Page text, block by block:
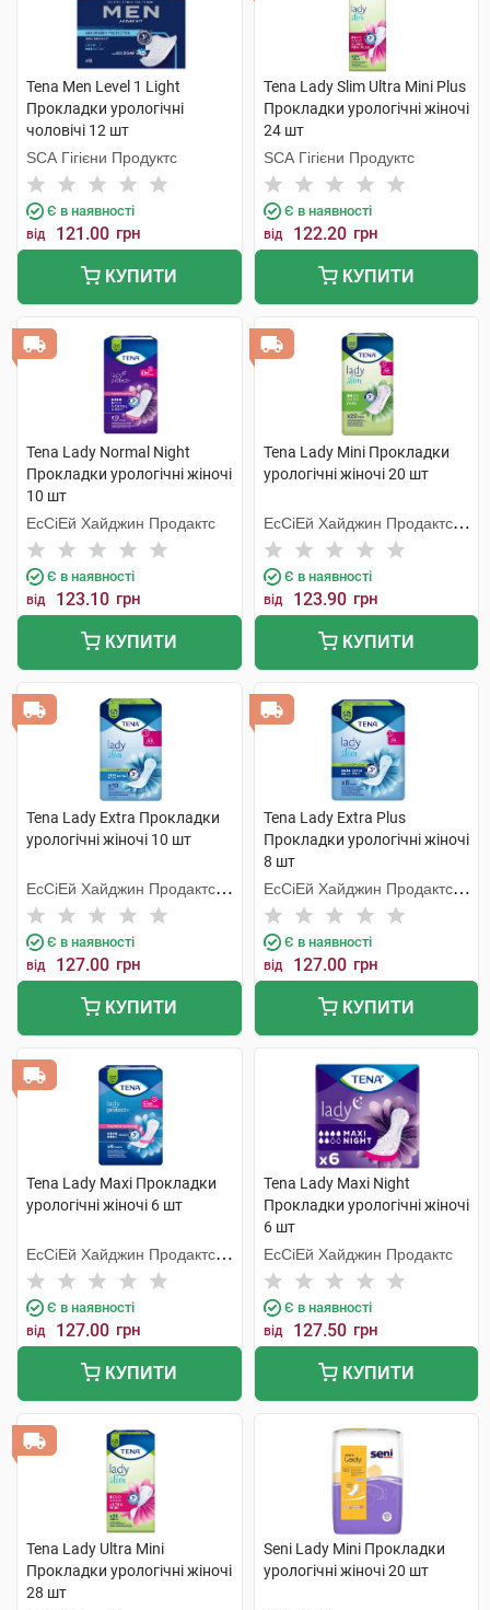
Tena Men Level 1 Light
Прокладки урологічні
чоловічі 12 шт
SCA Гігієни Продуктс
Є в наявності
від 121.00 грн
КУПИТИ
Tena Lady Slim Ultra Mini Plus
Прокладки урологічні жіночі
24 шт
SCA Гігієни Продуктс
Є в наявності
від 122.20 грн
КУПИТИ
Tena Lady Normal Night
Прокладки урологічні жіночі
10 шт
ЕсСіЕй Хайджин Продактс
Є в наявності
від 123.10 грн
КУПИТИ
Tena Lady Mini Прокладки
урологічні жіночі 20 шт
ЕсСіЕй Хайджин Продактс
Хугезанд
Є в наявності
від 123.90 грн
КУПИТИ
Tena Lady Extra Прокладки
урологічні жіночі 10 шт
ЕсСіЕй Хайджин Продактс
Хугезанд
Є в наявності
від 127.00 грн
КУПИТИ
Tena Lady Extra Plus
Прокладки урологічні жіночі
8 шт
ЕсСіЕй Хайджин Продактс
Хугезанд
Є в наявності
від 127.00 грн
КУПИТИ
Tena Lady Maxi Прокладки
урологічні жіночі 6 шт
ЕсСіЕй Хайджин Продактс
Хугезанд
Є в наявності
від 127.00 грн
КУПИТИ
Tena Lady Maxi Night
Прокладки урологічні жіночі
6 шт
ЕсСіЕй Хайджин Продактс
Є в наявності
від 127.50 грн
КУПИТИ
Tena Lady Ultra Mini
Прокладки урологічні жіночі
28 шт
Seni Lady Mini Прокладки
урологічні жіночі 20 шт